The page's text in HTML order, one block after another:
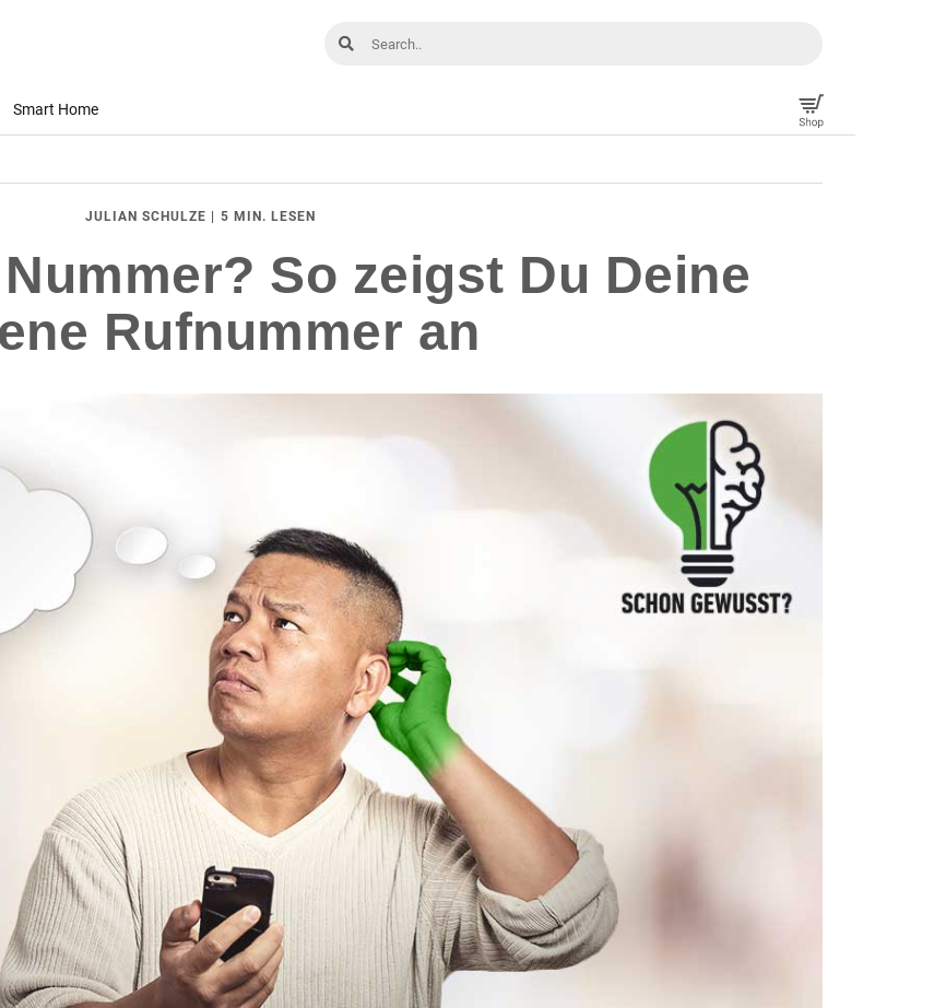
Smart Home
JULIAN SCHULZE 5 MIN. LESEN
So zeigst Du Deine
Rufnummer an